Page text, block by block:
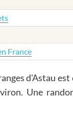
France
d'Astau
Une